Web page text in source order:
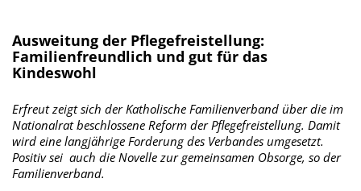
Ausweitung der Pflegefreistellung:
Familienfreundlich und gut für das
Kindeswohl
Erfreut zeigt sich der Katholische Familienverband über die im
Nationalrat beschlossene Reform der Pflegefreistellung. Damit
wird eine langjährige Forderung des Verbandes umgesetzt.
Positiv sei auch die Novelle zur gemeinsamen Obsorge, so der
Familienverband.